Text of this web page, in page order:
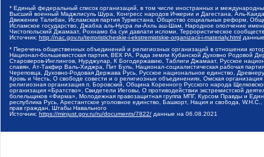
* Единый федеральный список организаций, в том числе иностранных и
Высший военный Маджлисуль Шура, Конгресс народов Ичкерии и Дагестана, Аль-
Движение Талибан, Исламская партия Туркестана, Общество социальных реформ,
Исламское государство, Джабха аль-Нусра ли-Ахль аш-Шам, Народное ополчение
Чистопольский Джамаат, Рохнамо ба суи давлати исломи, Террористическое
Источник: http://nac.gov.ru/terroristicheskie-i-ekstremistskie-organizacii-i-materialy.html
* Перечень общественных объединений и религиозных организаций в отношении
Национал-большевистская партия, ВЕК РА, Рада земли Кубанской Духовно Родовой
Староверов-Инглингов, Нурджулар, К Богодержавию, Таблиги Джамаат, Русское
славян, Ат-Такфир Валь-Хиджра, Пит Буль, Национал-социалистическая рабочая
Череповца, Духовно-Родовая Держава Русь, Русское национальное единство,
Кровь и Честь, О свободе совести и о религиозных объединениях, Омская
религиозная организация п. Боровский, Община Коренного Русского народа
организация «Братство», Свидетели Иеговы, О противодействии экстремистской
болельщиков «Фирма», Молодежная правозащитная группа МПГ, Курсом Правды и
республика Русь, Арестантское уголовное единство, Башкорт, Нация и свобода,
прав граждан, Штабы Навального
Источник: https://minjust.gov.ru/ru/documents/7822/ данные на 06.08.2021